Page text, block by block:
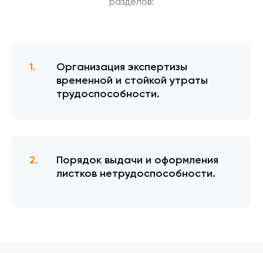
разделов:
Организация экспертизы
временной и стойкой утраты
трудоспособности.
Порядок выдачи и оформления
листков нетрудоспособности.